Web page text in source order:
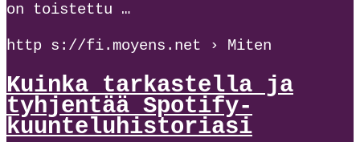
on toistettu …
http s://fi.moyens.net › Miten
Kuinka tarkastella ja
tyhjentää Spotify-
kuunteluhistoriasi